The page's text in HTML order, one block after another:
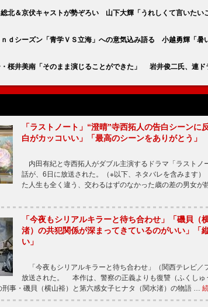
総北＆京伏キャストが勢ぞろい 山下大輝「うれしくて言いたい
ｎｄシーズン「青学ＶＳ立海」への意気込み語る 小越勇輝「暑
・桜井美南「そのまま演じることができた」 岩井俊二氏、連ド
「ラストノート」“澄晴”寺西拓人の告白シーンに
白がカッコいい」「最高のシーンをありがとう」
内田有紀と寺西拓人がダブル主演するドラマ「ラストノ
話が、6日に放送された。（※以下、ネタバレを含みます
た人生も全く違う、交わるはずのなかった歳の差の男女
「今夜もシリアルキラーと待ち合わせ」「磯貝（
渚）の共犯関係が深まってきているのがいい」「
い」
「今夜もシリアルキラーと待ち合わせ」（関西テレビ／
放送された。 本作は、警察の正義よりも復讐（ふくしゅ
刑事・磯貝（横山裕）と第六感女子ヒナタ（関水渚）の物語 …